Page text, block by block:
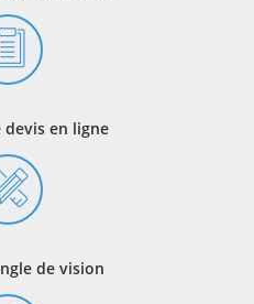
devis en ligne
de vision